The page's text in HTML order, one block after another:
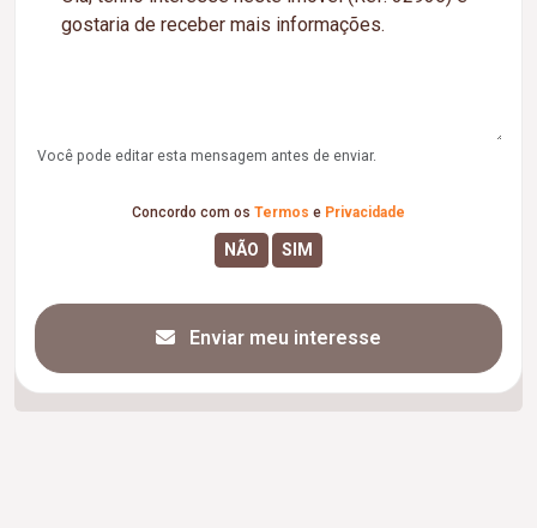
Você pode editar esta mensagem antes de enviar.
Concordo com os Termos e Privacidade
Enviar meu interesse